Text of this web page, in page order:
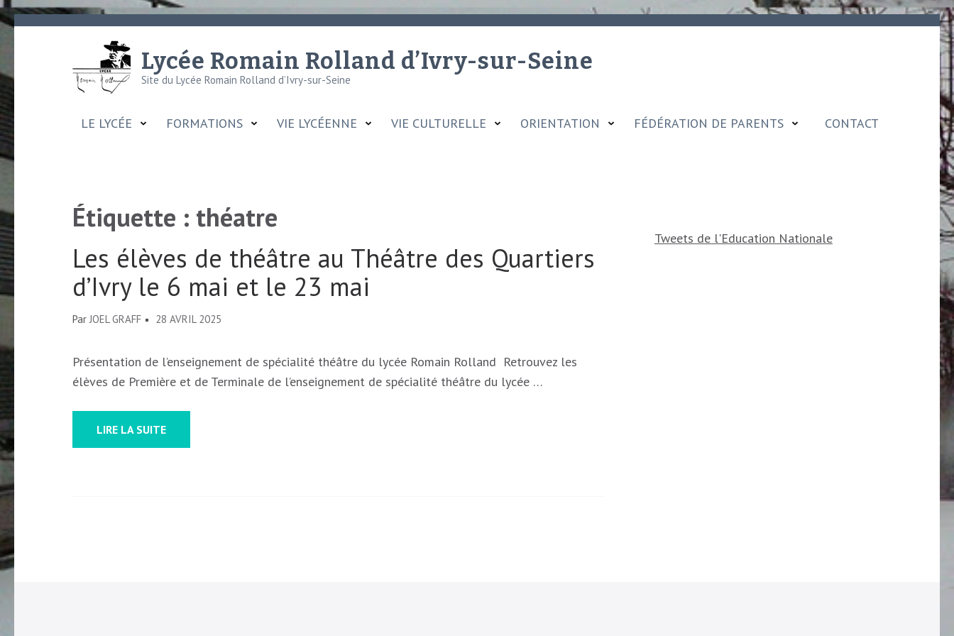
Aller
(Pressez
Lycée Romain Rolland d’Ivry-sur-Seine
Site du Lycée Romain Rolland d’Ivry-sur-Seine
LE LYCÉE FORMATIONS VIE LYCÉENNE VIE CULTURELLE ORIENTATION FÉDÉRATION DE PARENTS CONTACT
Étiquette : théatre
Les élèves de théâtre au Théâtre des Quartiers
d’Ivry le 6 mai et le 23 mai
ParJOEL GRAFF 28 AVRIL 2025
Présentation de l’enseignement de spécialité théâtre du lycée Romain Rolland Retrouvez les
élèves de Première et de Terminale de l’enseignement de spécialité théâtre du lycée …
LIRE LA SUITE
Tweets de l'Education Nationale